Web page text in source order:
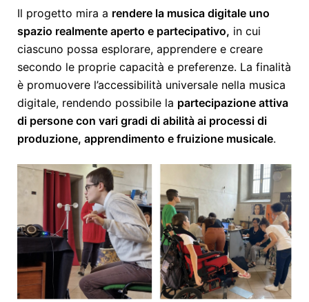
Il progetto mira a rendere la musica digitale uno
spazio realmente aperto e partecipativo, in cui
ciascuno possa esplorare, apprendere e creare
secondo le proprie capacità e preferenze. La finalità
è promuovere l’accessibilità universale nella musica
digitale, rendendo possibile la partecipazione attiva
di persone con vari gradi di abilità ai processi di
produzione, apprendimento e fruizione musicale.